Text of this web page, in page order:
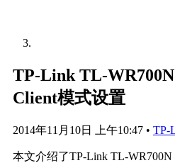
TP-Link TL-
Client模式设置
2014年11月10日 上午10:47 • TP-
本文介绍了TP-Link TL-